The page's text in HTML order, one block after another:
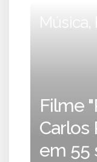
Música,
Filme
Carlos
em 55